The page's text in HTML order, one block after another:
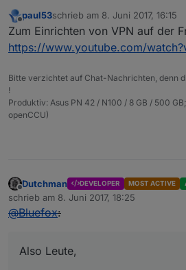
Offline
paul53schrieb am 8. Juni 2017, 16:15
zuletzt editiert von
Zum Einrichten von VPN auf der
https://www.youtube.com/
Bitte verzichtet auf Chat-Nachrichten, denn
!
Produktiv: Asus PN 42 / N100 / 8 GB / 500
openCCU)
Offline
Dutchman DEVELOPER MOST ACTIVE
schrieb am 8. Juni 2017, 18:25
zuletzt editiert von
@Bluefox:
Also Leute,